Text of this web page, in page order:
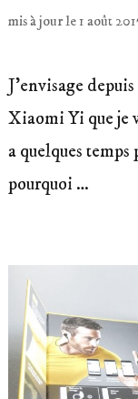
mis à jour le1 août
J'envisage
Xiaomi Yi que je
a quelques
pourquoi …